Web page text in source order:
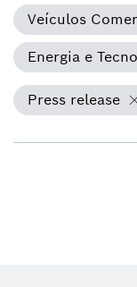
Veículos
Energia e
Press release